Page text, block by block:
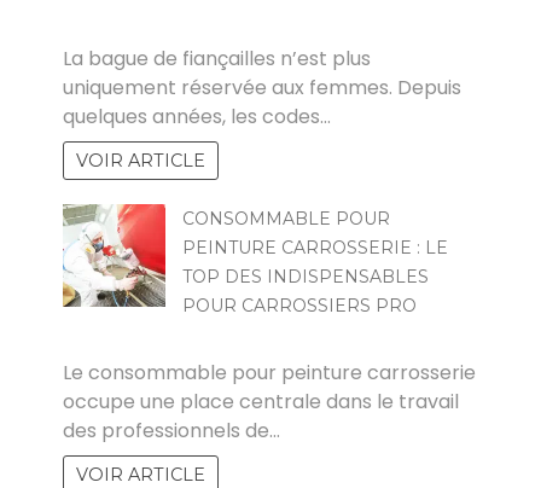
La bague de fiançailles n’est plus
uniquement réservée aux femmes. Depuis
quelques années, les codes…
VOIR ARTICLE
CONSOMMABLE POUR
PEINTURE CARROSSERIE : LE
TOP DES INDISPENSABLES
POUR CARROSSIERS PRO
Le consommable pour peinture carrosserie
occupe une place centrale dans le travail
des professionnels de…
VOIR ARTICLE